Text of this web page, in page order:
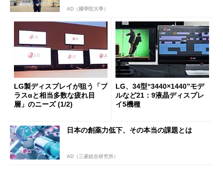
AD（國學院大學）
LG製ディスプレイが狙う「プ
ラスαと相当多数な疲れ目
層」のニーズ (1/2)
LG、34型“3440×1440”モデ
ルなど21：9液晶ディスプレ
イ5機種
日本の創薬力低下、その本当の課題とは
AD（三菱総合研究所）